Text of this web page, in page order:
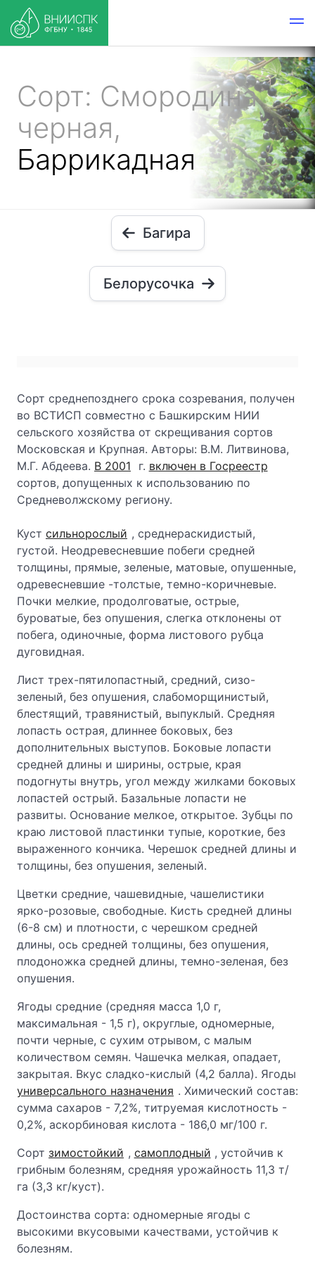
Сорт: Смородина
черная,
Баррикадная
Багира
Белорусочка
Сорт среднепозднего срока созревания, получен
во ВСТИСП совместно с Башкирским НИИ
сельского хозяйства от скрещивания сортов
Московская и Крупная. Авторы: В.М. Литвинова,
М.Г. Абдеева. В 2001 г. включен в Госреестр
сортов, допущенных к использованию по
Средневолжскому региону.
Куст сильнорослый , среднераскидистый,
густой. Неодревесневшие побеги средней
толщины, прямые, зеленые, матовые, опушенные,
одревесневшие -толстые, темно-коричневые.
Почки мелкие, продолговатые, острые,
буроватые, без опушения, слегка отклонены от
побега, одиночные, форма листового рубца
дуговидная.
Лист трех-пятилопастный, средний, сизо-
зеленый, без опушения, слабоморщинистый,
блестящий, травянистый, выпуклый. Средняя
лопасть острая, длиннее боковых, без
дополнительных выступов. Боковые лопасти
средней длины и ширины, острые, края
подогнуты внутрь, угол между жилками боковых
лопастей острый. Базальные лопасти не
развиты. Основание мелкое, открытое. Зубцы по
краю листовой пластинки тупые, короткие, без
выраженного кончика. Черешок средней длины и
толщины, без опушения, зеленый.
Цветки средние, чашевидные, чашелистики
ярко-розовые, свободные. Кисть средней длины
(6-8 см) и плотности, с черешком средней
длины, ось средней толщины, без опушения,
плодоножка средней длины, темно-зеленая, без
опушения.
Ягоды средние (средняя масса 1,0 г,
максимальная - 1,5 г), округлые, одномерные,
почти черные, с сухим отрывом, с малым
количеством семян. Чашечка мелкая, опадает,
закрытая. Вкус сладко-кислый (4,2 балла). Ягоды
универсального назначения . Химический состав:
сумма сахаров - 7,2%, титруемая кислотность -
0,2%, аскорбиновая кислота - 186,0 мг/100 г.
Сорт зимостойкий , самоплодный , устойчив к
грибным болезням, средняя урожайность 11,3 т/
га (3,3 кг/куст).
Достоинства сорта: одномерные ягоды с
высокими вкусовыми качествами, устойчив к
болезням.